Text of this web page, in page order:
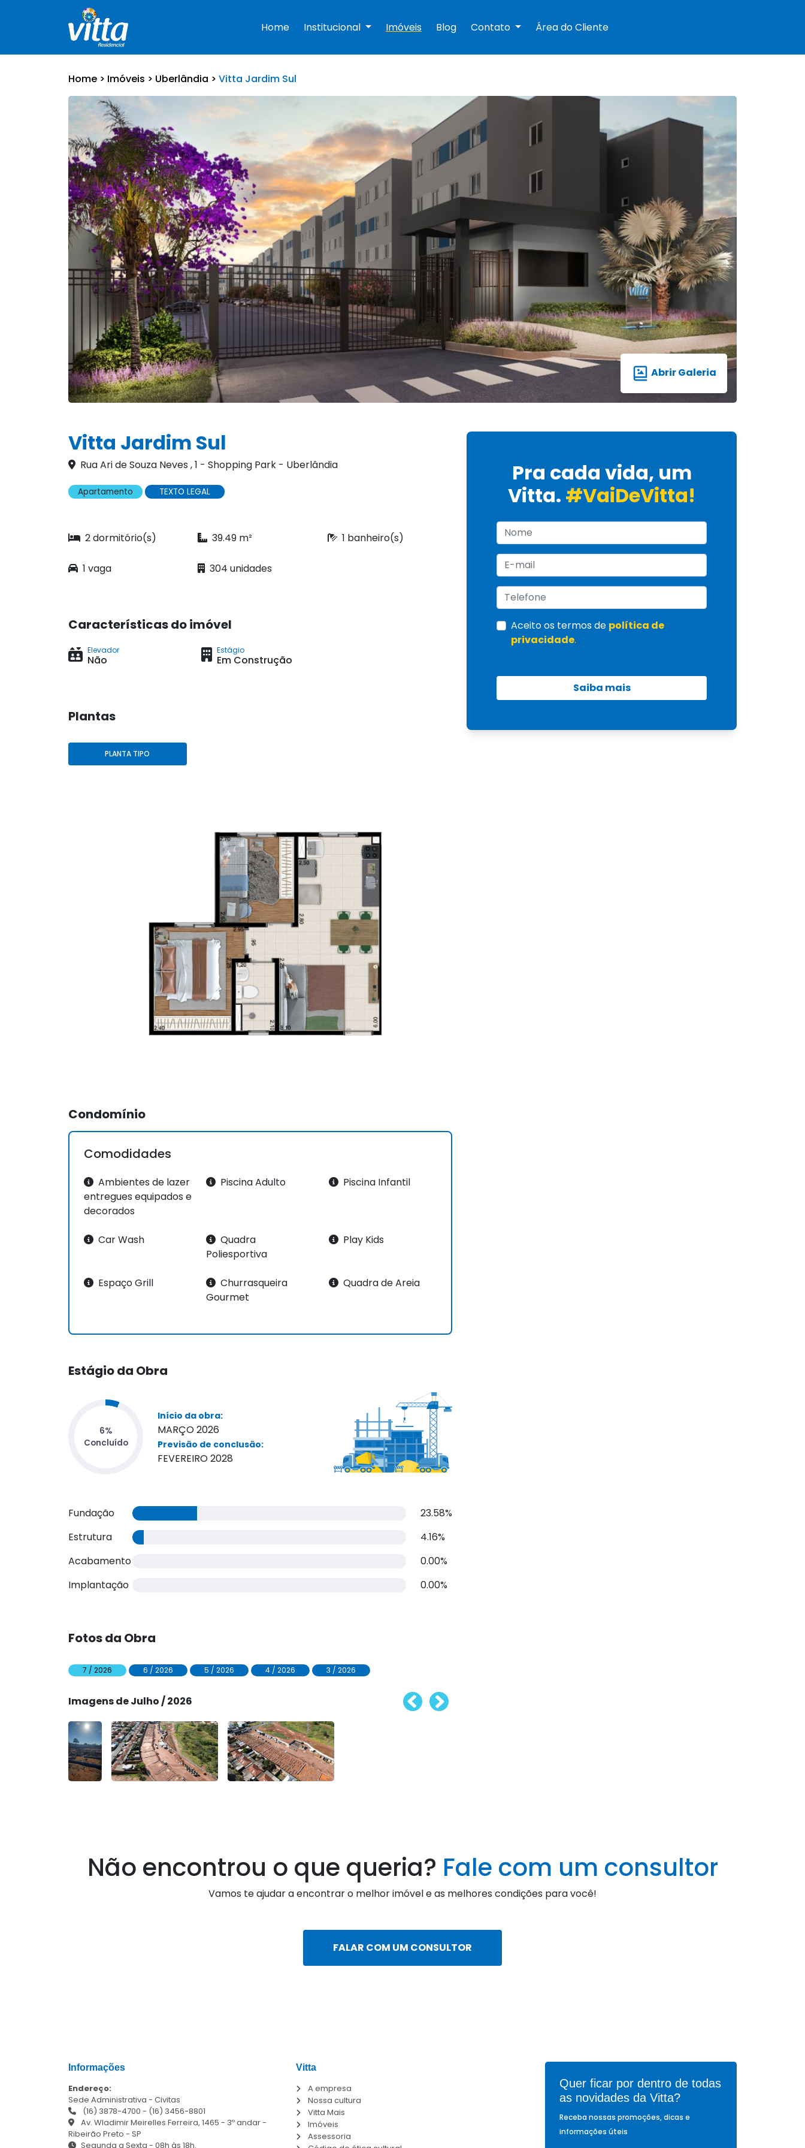
Home Institucional Imóveis Blog Contato Área do Cliente
Home > Imóveis > Uberlândia > Vitta Jardim Sul
Abrir Galeria
Vitta Jardim Sul
Rua Ari de Souza Neves , 1 - Shopping Park - Uberlândia
Apartamento TEXTO LEGAL
2 dormitório(s) 39.49 m² 1 banheiro(s)
1 vaga 304 unidades
Características do imóvel
Elevador
Não
Estágio
Em Construção
Plantas
PLANTA TIPO
Condomínio
Comodidades
Ambientes de lazer
entregues equipados e
decorados
Piscina Adulto Piscina Infantil
Car Wash
Quadra
Poliesportiva
Play Kids
Espaço Grill
Churrasqueira
Gourmet
Quadra de Areia
Estágio da Obra
Início da obra:
MARÇO 2026
Previsão de conclusão:
FEVEREIRO 2028
Fundação
23.58%
Estrutura
4.16%
Acabamento
0.00%
Implantação
0.00%
Fotos da Obra
7 / 2026 6 / 2026 5 / 2026 4 / 2026 3 / 2026
Imagens de Julho / 2026
Pra cada vida, um
Vitta. #VaiDeVitta!
Aceito os termos de política de
privacidade.
Saiba mais
Não encontrou o que queria? Fale com um consultor
Vamos te ajudar a encontrar o melhor imóvel e as melhores condições para você!
FALAR COM UM CONSULTOR
Informações
Endereço:
Sede Administrativa - Civitas
(16) 3878-4700 - (16) 3456-8801
Av. Wladimir Meirelles Ferreira, 1465 - 3º andar -
Ribeirão Preto - SP
Segunda a Sexta - 08h às 18h.
Vitta
A empresa
Nossa cultura
Vitta Mais
Imóveis
Assessoria
Quer ficar por dentro de todas
as novidades da Vitta?
Receba nossas promoções, dicas e
informações úteis